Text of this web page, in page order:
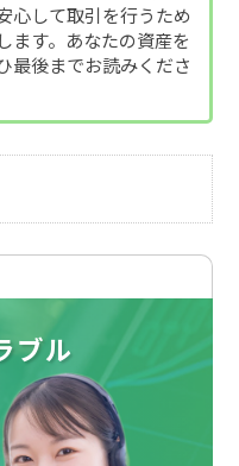
心して取引を行うため
ます。あなたの資産を
最後までお読みくださ
ブル